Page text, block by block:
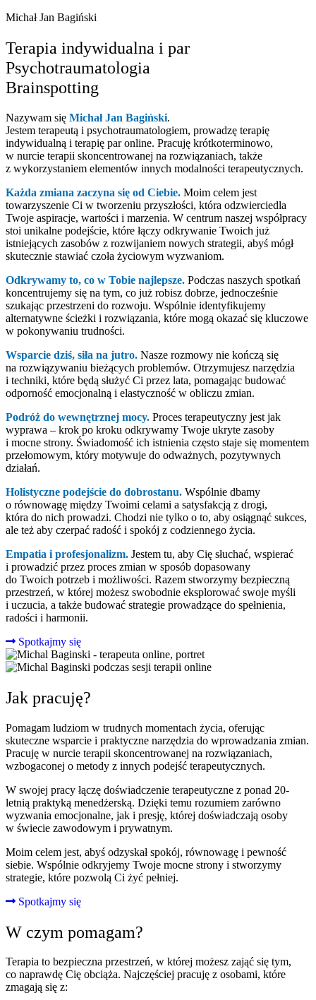
Michał Jan Bagiński
Terapia indywidualna i par
Psychotraumatologia
Brainspotting
Nazywam się Michał Jan Bagiński.
Jestem terapeutą i psychotraumatologiem, prowadzę terapię
indywidualną i terapię par online. Pracuję krótkoterminowo,
w nurcie terapii skoncentrowanej na rozwiązaniach, także
z wykorzystaniem elementów innych modalności terapeutycznych.
Każda zmiana zaczyna się od Ciebie. Moim celem jest
towarzyszenie Ci w tworzeniu przyszłości, która odzwierciedla
Twoje aspiracje, wartości i marzenia. W centrum naszej współpracy
stoi unikalne podejście, które łączy odkrywanie Twoich już
istniejących zasobów z rozwijaniem nowych strategii, abyś mógł
skutecznie stawiać czoła życiowym wyzwaniom.
Odkrywamy to, co w Tobie najlepsze. Podczas naszych spotkań
koncentrujemy się na tym, co już robisz dobrze, jednocześnie
szukając przestrzeni do rozwoju. Wspólnie identyfikujemy
alternatywne ścieżki i rozwiązania, które mogą okazać się kluczowe
w pokonywaniu trudności.
Wsparcie dziś, siła na jutro. Nasze rozmowy nie kończą się
na rozwiązywaniu bieżących problemów. Otrzymujesz narzędzia
i techniki, które będą służyć Ci przez lata, pomagając budować
odporność emocjonalną i elastyczność w obliczu zmian.
Podróż do wewnętrznej mocy. Proces terapeutyczny jest jak
wyprawa – krok po kroku odkrywamy Twoje ukryte zasoby
i mocne strony. Świadomość ich istnienia często staje się momentem
przełomowym, który motywuje do odważnych, pozytywnych
działań.
Holistyczne podejście do dobrostanu. Wspólnie dbamy
o równowagę między Twoimi celami a satysfakcją z drogi,
która do nich prowadzi. Chodzi nie tylko o to, aby osiągnąć sukces,
ale też aby czerpać radość i spokój z codziennego życia.
Empatia i profesjonalizm. Jestem tu, aby Cię słuchać, wspierać
i prowadzić przez proces zmian w sposób dopasowany
do Twoich potrzeb i możliwości. Razem stworzymy bezpieczną
przestrzeń, w której możesz swobodnie eksplorować swoje myśli
i uczucia, a także budować strategie prowadzące do spełnienia,
radości i harmonii.
Spotkajmy się
Jak pracuję?
Pomagam ludziom w trudnych momentach życia, oferując
skuteczne wsparcie i praktyczne narzędzia do wprowadzania zmian.
Pracuję w nurcie terapii skoncentrowanej na rozwiązaniach,
wzbogaconej o metody z innych podejść terapeutycznych.
W swojej pracy łączę doświadczenie terapeutyczne z ponad 20-
letnią praktyką menedżerską. Dzięki temu rozumiem zarówno
wyzwania emocjonalne, jak i presję, której doświadczają osoby
w świecie zawodowym i prywatnym.
Moim celem jest, abyś odzyskał spokój, równowagę i pewność
siebie. Wspólnie odkryjemy Twoje mocne strony i stworzymy
strategie, które pozwolą Ci żyć pełniej.
Spotkajmy się
W czym pomagam?
Terapia to bezpieczna przestrzeń, w której możesz zająć się tym,
co naprawdę Cię obciąża. Najczęściej pracuję z osobami, które
zmagają się z: